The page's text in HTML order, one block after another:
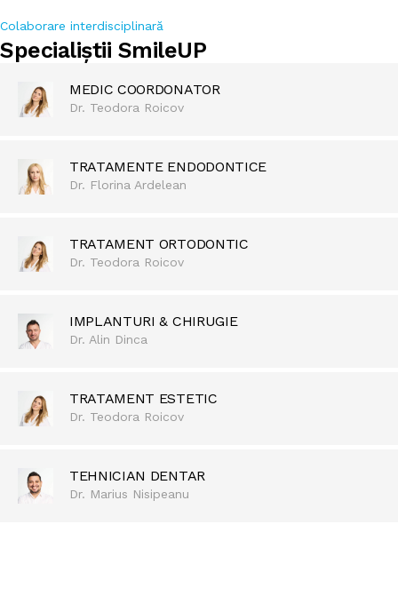
Colaborare interdisciplinară
Specialiștii SmileUP
MEDIC COORDONATOR
Dr. Teodora Roicov
TRATAMENTE ENDODONTICE
Dr. Florina Ardelean
TRATAMENT ORTODONTIC
Dr. Teodora Roicov
IMPLANTURI & CHIRUGIE
Dr. Alin Dinca
TRATAMENT ESTETIC
Dr. Teodora Roicov
TEHNICIAN DENTAR
Dr. Marius Nisipeanu